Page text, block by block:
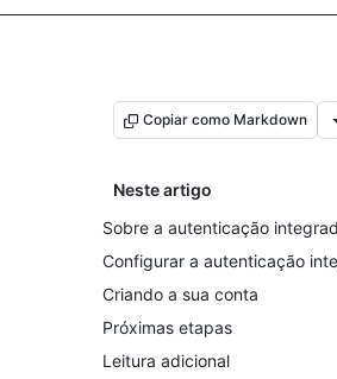
Copiar como Markdown
Neste artigo
Sobre a autenticação
Configurar a autenticação
Criando a sua conta
Próximas etapas
Leitura adicional